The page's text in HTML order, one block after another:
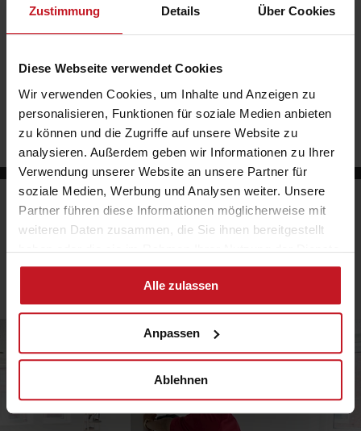
Zustimmung Details Über Cookies
Diese Webseite verwendet Cookies
Wir verwenden Cookies, um Inhalte und Anzeigen zu
personalisieren, Funktionen für soziale Medien anbieten
zu können und die Zugriffe auf unsere Website zu
analysieren. Außerdem geben wir Informationen zu Ihrer
Verwendung unserer Website an unsere Partner für
soziale Medien, Werbung und Analysen weiter. Unsere
Partner führen diese Informationen möglicherweise mit
weiteren Daten zusammen, die Sie ihnen bereitgestellt
haben oder die sie im Rahmen Ihrer Nutzung der Dienste
gesammelt haben. Sie können der Verwendung von
notwendigen Cookies zustimmen oder Ihre individuelle
Auswahl bestätigen.
Alle zulassen
Anpassen
Ablehnen
Glasarbeiten für Unternehmen
Das könnte Sie auch
interessieren …